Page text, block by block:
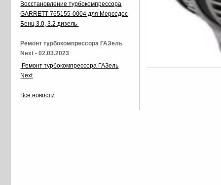
Восстановление турбокомпрессора
GARRETT 765155-0004 для Мерседес
Бенц 3.0, 3.2 дизель
Ремонт турбокомпрессора ГАЗель
Next - 02.03.2023
Ремонт турбокомпрессора ГАЗель
Next
Все новости